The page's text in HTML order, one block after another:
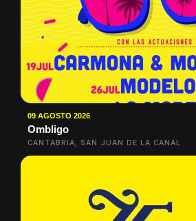
09 AGOSTO 2026
Ombligo
CANTABRIA, SAN JUAN DE LA CANAL